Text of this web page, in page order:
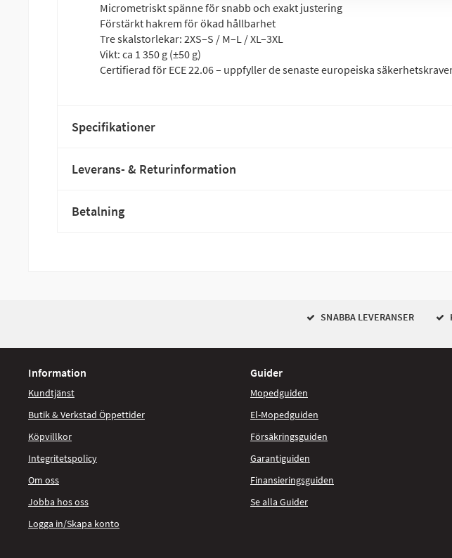
Micrometriskt spänne för snabb och exakt justering
Förstärkt hakrem för ökad hållbarhet
Tre skalstorlekar: 2XS–S / M–L / XL–3XL
Vikt: ca 1 350 g (±50 g)
Certifierad för ECE 22.06 – uppfyller de senaste europeiska
Specifikationer
Leverans- & Returinformation
Betalning
SNABBA LEVERANSER
Information
Kundtjänst
Butik & Verkstad Öppettider
Köpvillkor
Integritetspolicy
Om oss
Jobba hos oss
Logga in/Skapa konto
Guider
Mopedguiden
El-Mopedguiden
Försäkringsguiden
Garantiguiden
Finansieringsguiden
Se alla Guider